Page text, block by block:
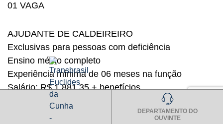
01 VAGA
AJUDANTE DE CALDEIREIRO
Exclusivas para pessoas com deficiência
Ensino médio completo
Experiência mínima de 06 meses na função
Salário: R$ 1.881,35 + benefícios
DEPARTAMENTO DO
OUVINTE